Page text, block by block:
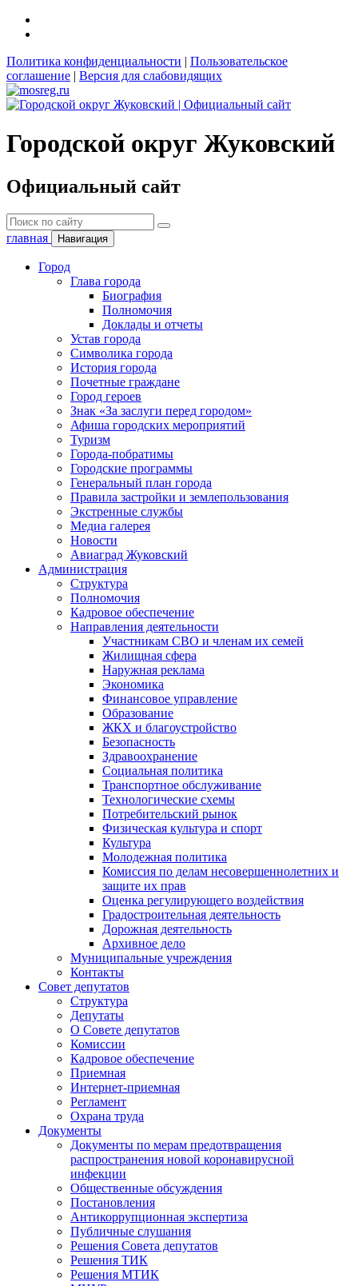
Политика конфиденциальности | Пользовательское
соглашение | Версия для слабовидящих
Городской округ Жуковский
Официальный сайт
главная Навигация
Город
Глава города
Биография
Полномочия
Доклады и отчеты
Устав города
Символика города
История города
Почетные граждане
Город героев
Знак «За заслуги перед городом»
Афиша городских мероприятий
Туризм
Города-побратимы
Городские программы
Генеральный план города
Правила застройки и землепользования
Экстренные службы
Медиа галерея
Новости
Авиаград Жуковский
Администрация
Структура
Полномочия
Кадровое обеспечение
Направления деятельности
Участникам СВО и членам их семей
Жилищная сфера
Наружная реклама
Экономика
Финансовое управление
Образование
ЖКХ и благоустройство
Безопасность
Здравоохранение
Социальная политика
Транспортное обслуживание
Технологические схемы
Потребительский рынок
Физическая культура и спорт
Культура
Молодежная политика
Комиссия по делам несовершеннолетних и
защите их прав
Оценка регулирующего воздействия
Градостроительная деятельность
Дорожная деятельность
Архивное дело
Муниципальные учреждения
Контакты
Совет депутатов
Структура
Депутаты
О Совете депутатов
Комиссии
Кадровое обеспечение
Приемная
Интернет-приемная
Регламент
Охрана труда
Документы
Документы по мерам предотвращения
распространения новой коронавирусной
инфекции
Общественные обсуждения
Постановления
Антикоррупционная экспертиза
Публичные слушания
Решения Совета депутатов
Решения ТИК
Решения МТИК